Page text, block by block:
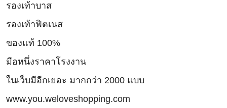
รองเท้าบาส
รองเท้าฟิตเนส
ของแท้ 100%
มือหนึ่งราคาโรงงาน
ในเว็บมีอีกเยอะ มากกว่า 2000 แบบ
www.you.weloveshopping.com